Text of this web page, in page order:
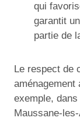
qui
garantit
partie de
Le respect de
aménagement
exemple, dans
Maussane-